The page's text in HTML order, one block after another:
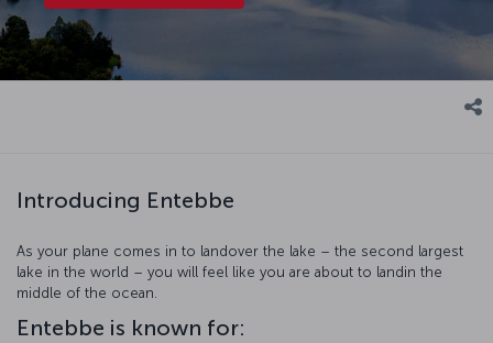
Introducing Entebbe
As your plane comes in to landover the lake – the second largest
lake in the world – you will feel like you are about to landin the
middle of the ocean.
Entebbe is known for: